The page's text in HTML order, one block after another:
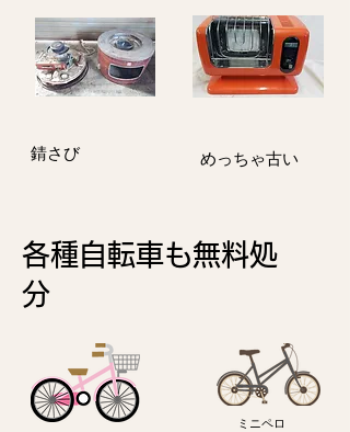
​錆さび ​めっちゃ古い
各種自転車も無料処
分
ミニペロ